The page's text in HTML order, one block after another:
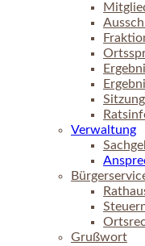
Verwaltung
Grußwort